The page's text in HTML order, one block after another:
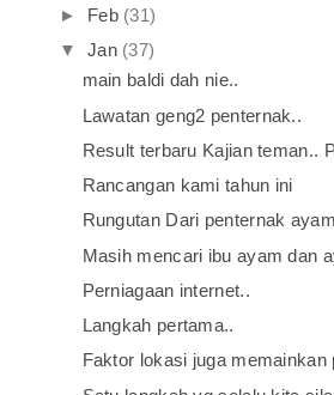
► Feb (31)
▼ Jan (37)
main baldi dah nie..
Lawatan geng2 penternak..
Result terbaru Kajian teman..
Rancangan kami tahun ini
Rungutan Dari penternak
Masih mencari ibu ayam dan
Perniagaan internet..
Langkah pertama..
Faktor lokasi juga memainkan